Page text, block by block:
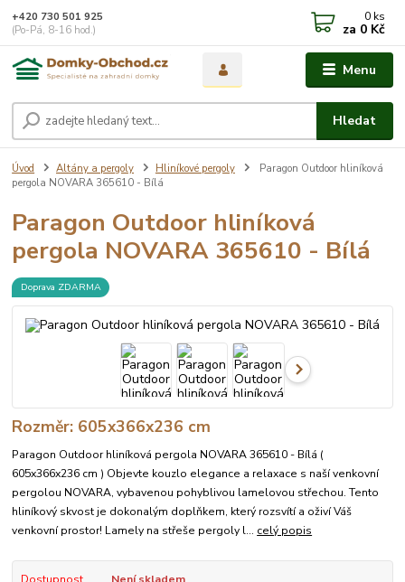
Menu
Hledat
+420 730 501 925
(Po-Pá, 8-16 hod.)
0 ks
za 0 Kč
Úvod Altány a pergoly Hliníkové pergoly
Paragon Outdoor hliníková
pergola NOVARA 365610 - Bílá
Paragon Outdoor hliníková
pergola NOVARA 365610 - Bílá
Doprava ZDARMA
Rozměr: 605x366x236 cm
Paragon Outdoor hliníková pergola NOVARA 365610 - Bílá (
605x366x236 cm ) Objevte kouzlo elegance a relaxace s naší venkovní
pergolou NOVARA, vybavenou pohyblivou lamelovou střechou. Tento
hliníkový skvost je dokonalým doplňkem, který rozsvítí a oživí Váš
venkovní prostor! Lamely na střeše pergoly l... celý popis
Dostupnost Není skladem